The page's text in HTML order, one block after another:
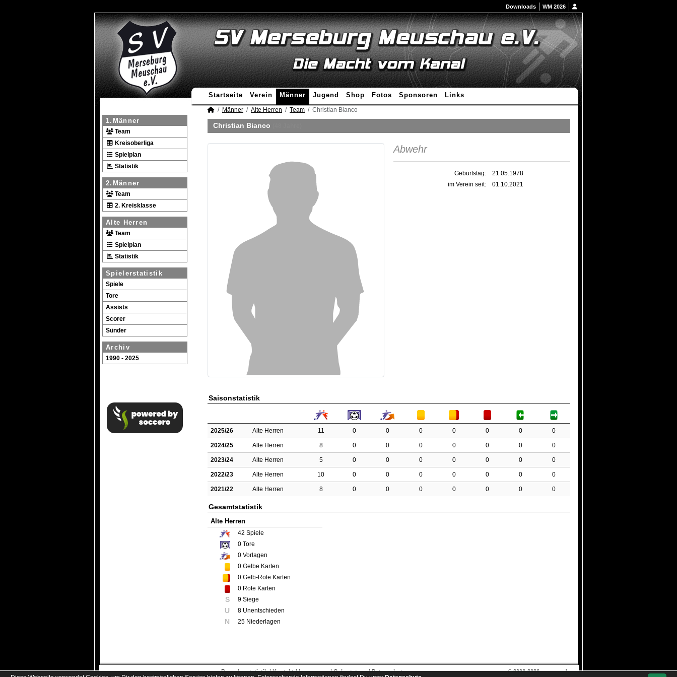
Downloads WM 2026
Startseite Verein Männer Jugend Shop Fotos Sponsoren Links
1.Männer
Team
Kreisoberliga
Spielplan
Statistik
2.Männer
Team
2. Kreisklasse
Alte Herren
Team
Spielplan
Statistik
Spielerstatistik
Spiele
Tore
Assists
Scorer
Sünder
Archiv
1990 - 2025
Männer Alte Herren Team Christian Bianco
Christian Bianco
Abwehr
Geburtstag:
21.05.1978
im Verein seit:
01.10.2021
Saisonstatistik
2025/26 Alte Herren 11 0 0 0 0 0 0 0
2024/25 Alte Herren 8 0 0 0 0 0 0 0
2023/24 Alte Herren 5 0 0 0 0 0 0 0
2022/23 Alte Herren 10 0 0 0 0 0 0 0
2021/22 Alte Herren 8 0 0 0 0 0 0 0
Gesamtstatistik
Alte Herren
42 Spiele
0 Tore
0 Vorlagen
0 Gelbe Karten
0 Gelb-Rote Karten
0 Rote Karten
S 9 Siege
U 8 Unentschieden
N 25 Niederlagen
Besucherstatistik Kontakt Impressum Geburtstage Datenschutz © 2006-2026soccero.de